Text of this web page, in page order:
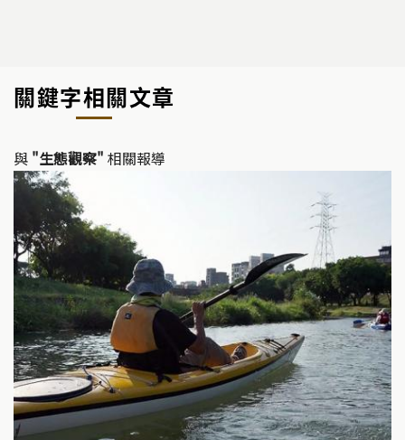
關鍵字相關文章
與 "生態觀察" 相關報導